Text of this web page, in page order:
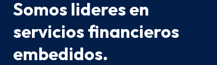
Somos lideres en
servicios financieros
embedidos.